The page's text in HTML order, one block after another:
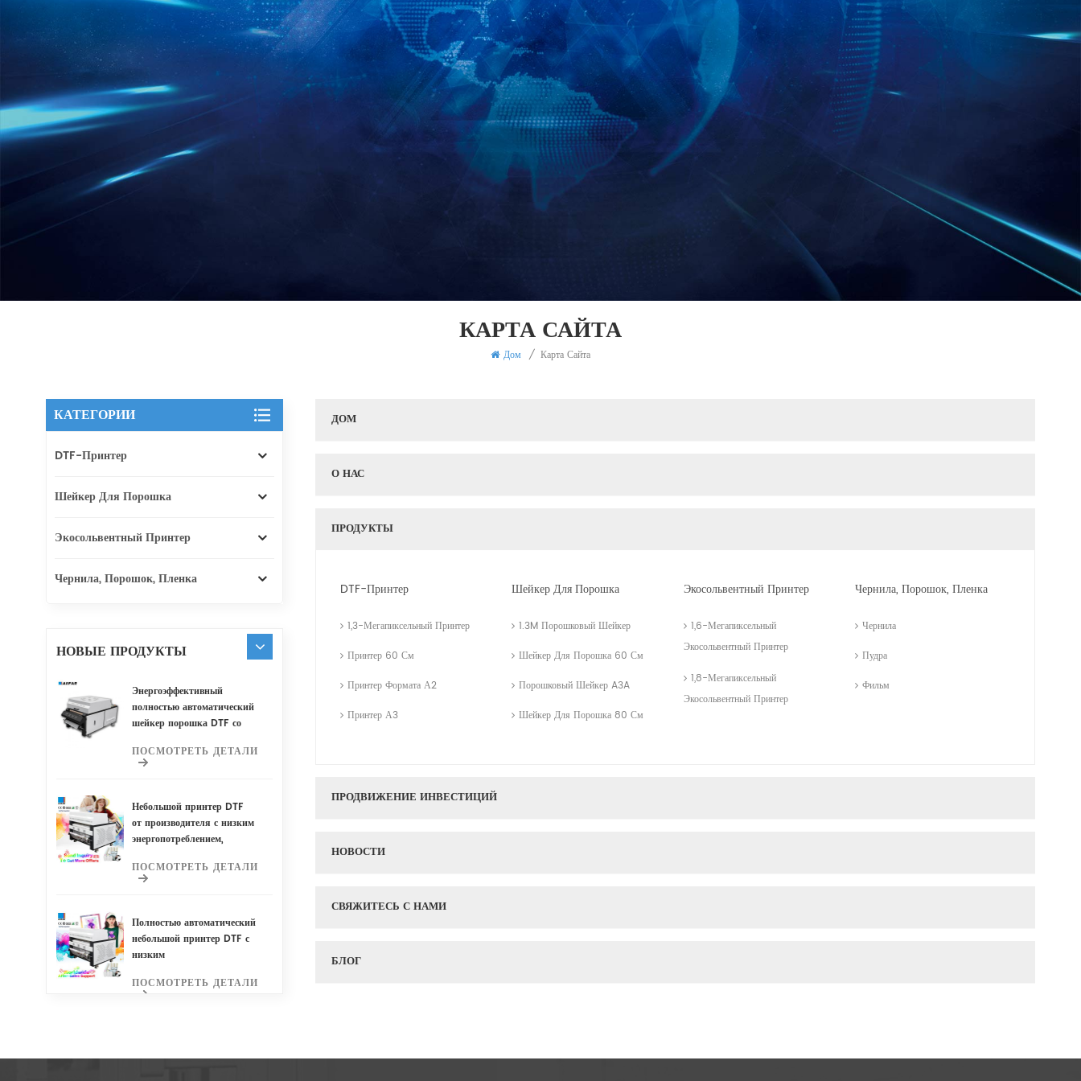
КАРТА САЙТА
Дом / Карта Сайта
ДОМ
О НАС
ПРОДУКТЫ
DTF-Принтер
1,3-Мегапиксельный Принтер
Принтер 60 См
Принтер Формата А2
Принтер А3
Шейкер Для Порошка
1.3M Порошковый Шейкер
Шейкер Для Порошка 60 См
Порошковый Шейкер A3A
Шейкер Для Порошка 80 См
Экосольвентный Принтер
1,6-Мегапиксельный
Экосольвентный Принтер
1,8-Мегапиксельный
Экосольвентный Принтер
Чернила, Порошок, Пленка
Чернила
Пудра
Фильм
ПРОДВИЖЕНИЕ ИНВЕСТИЦИЙ
НОВОСТИ
СВЯЖИТЕСЬ С НАМИ
БЛОГ
КАТЕГОРИИ
DTF-Принтер
Шейкер Для Порошка
Экосольвентный Принтер
Чернила, Порошок, Пленка
НОВЫЕ ПРОДУКТЫ
Энергоэффективный
полностью автоматический
шейкер порошка DTF со
воздуха
ПОСМОТРЕТЬ ДЕТАЛИ
Небольшой принтер DTF
от производителя с низким
энергопотреблением,
автоматический
воздуха для оптимальной
работы.
ПОСМОТРЕТЬ ДЕТАЛИ
Полностью автоматический
небольшой принтер DTF с
низким
экономией места у
ПОСМОТРЕТЬ ДЕТАЛИ
поставщика-